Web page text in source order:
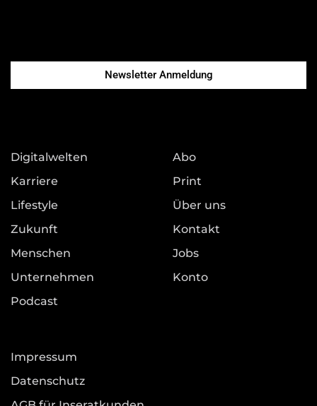
Newsletter Anmeldung
Digitalwelten
Karriere
Lifestyle
Zukunft
Menschen
Unternehmen
Podcast
Abo
Print
Über uns
Kontakt
Jobs
Konto
Impressum
Datenschutz